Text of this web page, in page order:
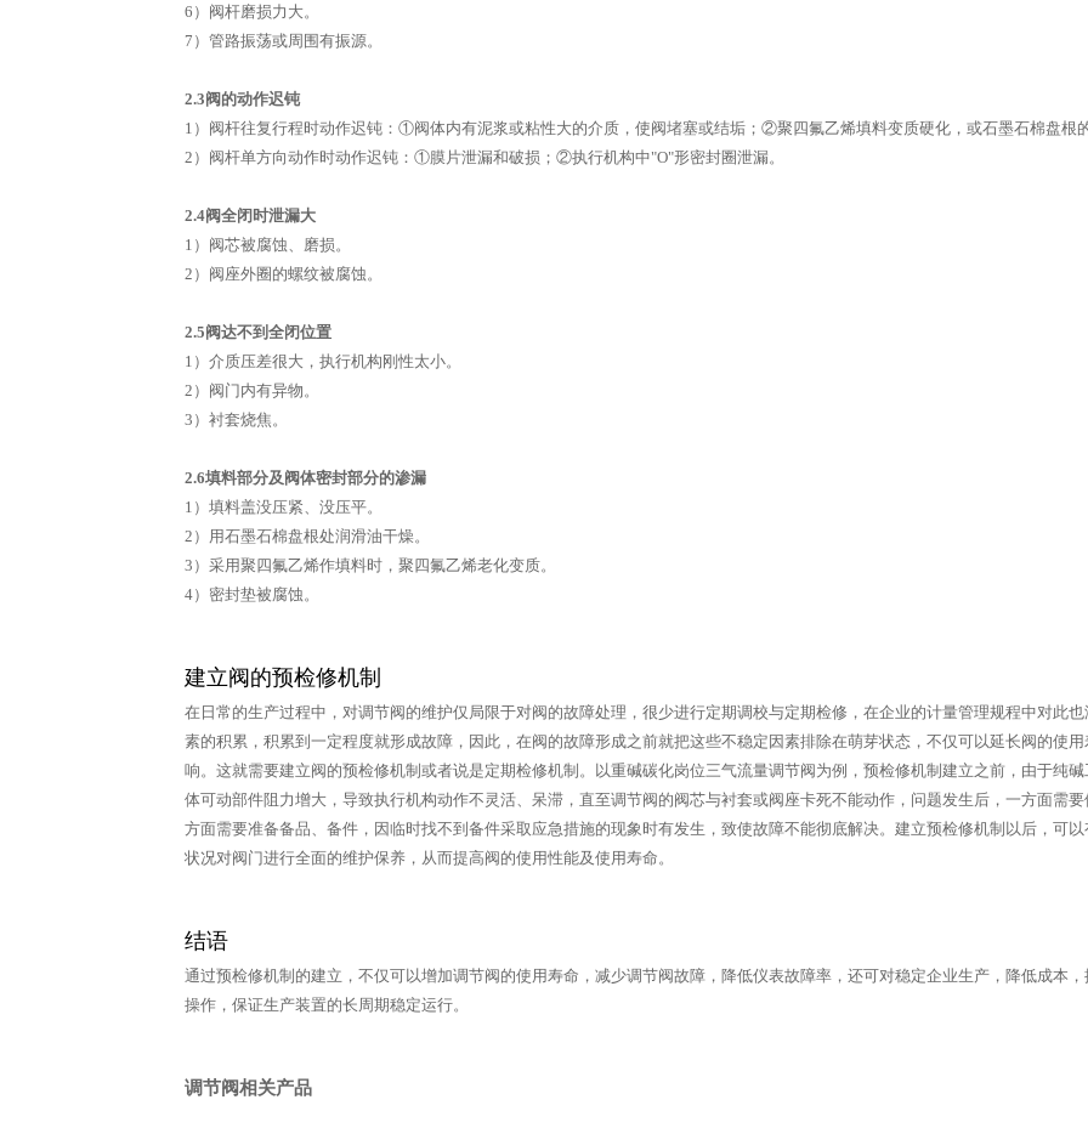
6）阀杆磨损力大。
7）管路振荡或周围有振源。
2.3阀的动作迟钝
1）阀杆往复行程时动作迟钝：①阀体内有泥浆或粘性大的介质，使阀堵塞或结垢；②聚四氟乙烯填料变质硬化，或石墨石棉
2）阀杆单方向动作时动作迟钝：①膜片泄漏和破损；②执行机构中"O"形密封圈泄漏。
2.4阀全闭时泄漏大
1）阀芯被腐蚀、磨损。
2）阀座外圈的螺纹被腐蚀。
2.5阀达不到全闭位置
1）介质压差很大，执行机构刚性太小。
2）阀门内有异物。
3）衬套烧焦。
2.6填料部分及阀体密封部分的渗漏
1）填料盖没压紧、没压平。
2）用石墨石棉盘根处润滑油干燥。
3）采用聚四氟乙烯作填料时，聚四氟乙烯老化变质。
4）密封垫被腐蚀。
建立阀的预检修机制
在日常的生产过程中，对调节阀的维护仅局限于对阀的故障处理，很少进行定期调校与定期检修，在企业的计量管理规程中对此
素的积累，积累到一定程度就形成故障，因此，在阀的故障形成之前就把这些不稳定因素排除在萌芽状态，不仅可以延长阀的使
响。这就需要建立阀的预检修机制或者说是定期检修机制。以重碱碳化岗位三气流量调节阀为例，预检修机制建立之前，由于纯
体可动部件阻力增大，导致执行机构动作不灵活、呆滞，直至调节阀的阀芯与衬套或阀座卡死不能动作，问题发生后，一方面需
方面需要准备备品、备件，因临时找不到备件采取应急措施的现象时有发生，致使故障不能彻底解决。建立预检修机制以后，可
状况对阀门进行全面的维护保养，从而提高阀的使用性能及使用寿命。
结语
通过预检修机制的建立，不仅可以增加调节阀的使用寿命，减少调节阀故障，降低仪表故障率，还可对稳定企业生产，降低成本
操作，保证生产装置的长周期稳定运行。
调节阀相关产品